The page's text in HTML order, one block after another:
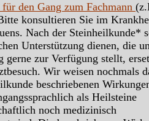
den Gang zum Fachmann
konsultieren Sie im
Nach der Steinheilkunde*
Unterstützung dienen, die
gerne zur Verfügung stellt,
Wir weisen nochmals
beschriebenen
als Heilsteine
noch medizinisch